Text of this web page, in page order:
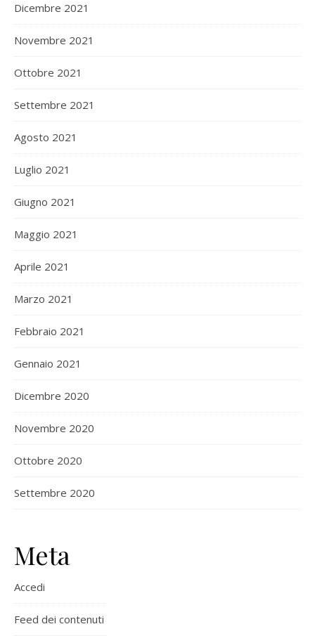
Dicembre 2021
Novembre 2021
Ottobre 2021
Settembre 2021
Agosto 2021
Luglio 2021
Giugno 2021
Maggio 2021
Aprile 2021
Marzo 2021
Febbraio 2021
Gennaio 2021
Dicembre 2020
Novembre 2020
Ottobre 2020
Settembre 2020
Meta
Accedi
Feed dei contenuti